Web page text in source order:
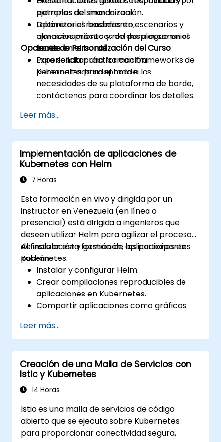
patrones de sincronización.
Optimizar el rendimiento,
almacenamiento y red para escenarios
reales en el borde.
ejemplos del mundo real.
Laboratorios basados en escenarios y
ejercicios prácticos de despliegue en el
borde.
Experiencia práctica con frameworks de
Kubernetes para el borde.
Opciones de Personalización del Curso
Para solicitar una formación
personalizada adaptada a las
necesidades de su plataforma de borde,
contáctenos para coordinar los detalles.
Leer más...
Implementación de aplicaciones de
Kubernetes con Helm
7 Horas
Esta formación en vivo y dirigida por un
instructor en Venezuela (en línea o
presencial) está dirigida a ingenieros que
deseen utilizar Helm para agilizar el proceso
de instalación y gestión de aplicaciones en
Kubernetes.
Al finalizar esta formación, los participantes
podrán:
Instalar y configurar Helm.
Crear compilaciones reproducibles de
aplicaciones en Kubernetes.
Compartir aplicaciones como gráficos
Ejecutar aplicaciones de terceros
guardadas como gráficos de Helm.
Gestionar las versiones (releases) de
paquetes de Helm.
Leer más...
Creación de una Malla de Servicios con
Istio y Kubernetes
14 Horas
Istio es una malla de servicios de código
abierto que se ejecuta sobre Kubernetes
para proporcionar conectividad segura,